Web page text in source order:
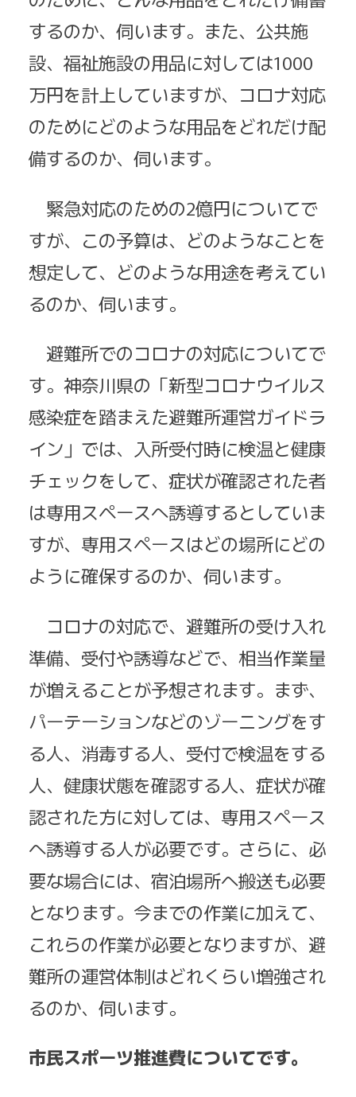
するのか、伺います。また、公共施
設、福祉施設の用品に対しては1000
万円を計上していますが、コロナ対応
のためにどのような用品をどれだけ配
備するのか、伺います。
緊急対応のための2億円についてで
すが、この予算は、どのようなことを
想定して、どのような用途を考えてい
るのか、伺います。
避難所でのコロナの対応についてで
す。神奈川県の「新型コロナウイルス
感染症を踏まえた避難所運営ガイドラ
イン」では、入所受付時に検温と健康
チェックをして、症状が確認された者
は専用スペースへ誘導するとしていま
すが、専用スペースはどの場所にどの
ように確保するのか、伺います。
コロナの対応で、避難所の受け入れ
準備、受付や誘導などで、相当作業量
が増えることが予想されます。まず、
パーテーションなどのゾーニングをす
る人、消毒する人、受付で検温をする
人、健康状態を確認する人、症状が確
認された方に対しては、専用スペース
へ誘導する人が必要です。さらに、必
要な場合には、宿泊場所へ搬送も必要
となります。今までの作業に加えて、
これらの作業が必要となりますが、避
難所の運営体制はどれくらい増強され
るのか、伺います。
市民スポーツ推進費についてです。